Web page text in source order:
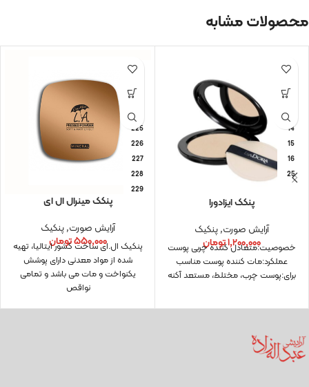
محصولات مشابه
10
12
13
14
15
16
25
پنکک ایزادورا
آرایش صورت,پنکیک
۱,۲۰۰,۰۰۰تومان
خصوصیت:متعادل کننده چربی پوست
عملکرد:مات کننده پوست مناسب
برای:پوست چرب، مختلط، مستعد آکنه
221
223
224
225
226
227
228
229
پنکک مینرال ال ای
آرایش صورت,پنکیک
۵۵۰,۰۰۰تومان
پنکیک ال.ای ساخت کشور ایتالیا، تهیه
شده از مواد معدنی دارای پوشش
یکنواخت و مات می باشد و تمامی
نواقص